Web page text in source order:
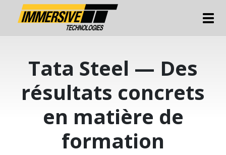
Tata Steel — Des
résultats concrets
en matière de
formation